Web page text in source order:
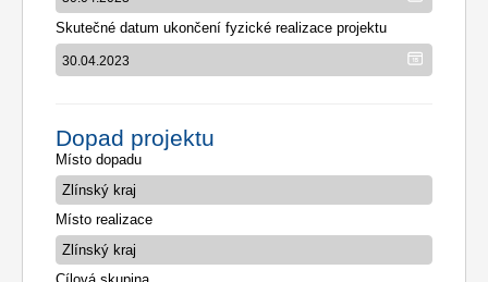
Skutečné datum ukončení fyzické realizace projektu
Dopad projektu
Místo dopadu
Místo realizace